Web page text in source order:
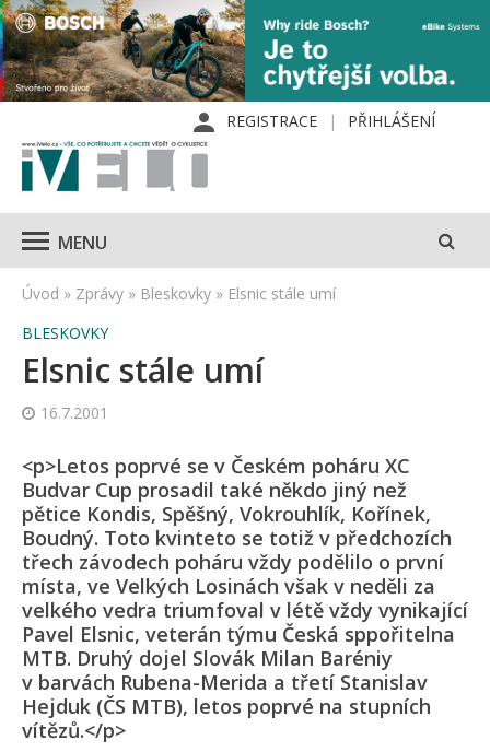
REGISTRACE PŘIHLÁŠENÍ
MENU
Úvod » Zprávy » Bleskovky » Elsnic stále umí
BLESKOVKY
Elsnic stále umí
16.7.2001
<p>Letos poprvé se v Českém poháru XC
Budvar Cup prosadil také někdo jiný než
pětice Kondis, Spěšný, Vokrouhlík, Kořínek,
Boudný. Toto kvinteto se totiž v předchozích
třech závodech poháru vždy podělilo o první
místa, ve Velkých Losinách však v neděli za
velkého vedra triumfoval v létě vždy vynikající
Pavel Elsnic, veterán týmu Česká sppořitelna
MTB. Druhý dojel Slovák Milan Baréniy
v barvách Rubena-Merida a třetí Stanislav
Hejduk (ČS MTB), letos poprvé na stupních
vítězů.</p>